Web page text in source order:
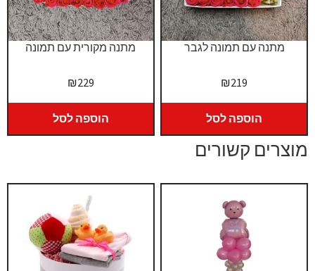
מתנה מקורית עם תמונה
₪229
הוספה לסל
מתנה עם תמונה לגבר
₪219
הוספה לסל
מוצרים קשורים